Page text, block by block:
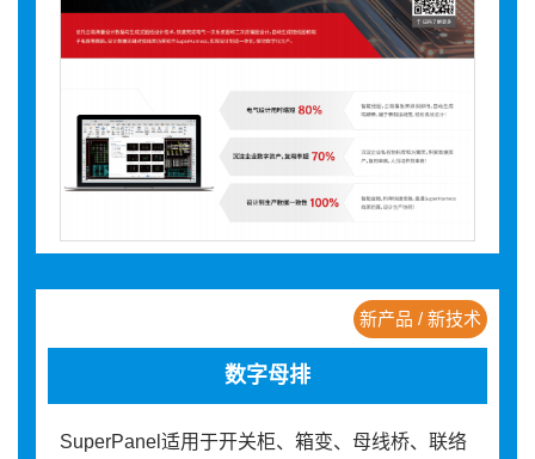
新产品 / 新技术
数字母排
SuperPanel适用于开关柜、箱变、母线桥、联络